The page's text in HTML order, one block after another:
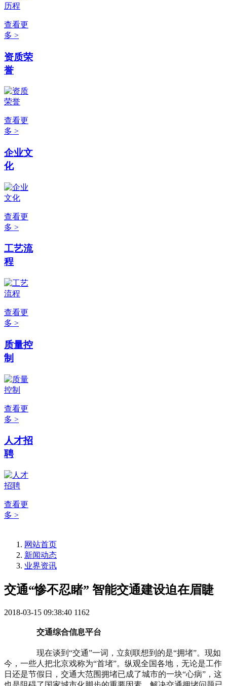
查看更
多 >
资质荣
誉
查看更
多 >
企业文
化
查看更
多 >
工艺流
程
查看更
多 >
质量控
制
查看更
多 >
人才招
聘
查看更
多 >
网站首页
新闻动态
业界资讯
交通“惨不忍睹” 智能交通建设迫在眉睫
2018-03-15 09:38:40 1162
交通综合信息平台
现在谈到“交通”一词，立刻联想到的是“拥堵”。现如
今，一些人把北京戏称为“首堵”。纵观全国各地，无论是工作
日还是节假日，交通大范围拥堵已成了城市的一块“心病”，这